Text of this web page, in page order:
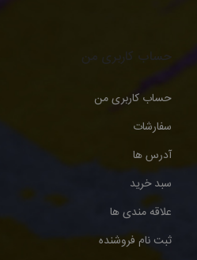
حساب کاربری من
حساب کاربری من
سفارشات
آدرس ها
سبد خرید
علاقه مندی ها
ثبت نام فروشنده